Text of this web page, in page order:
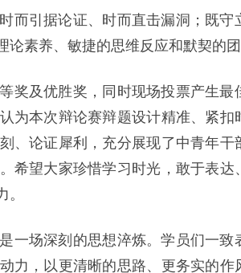
而引据论证、时而直击漏洞；既守
素养、敏捷的思维反应和默契的团
奖及优胜奖，同时现场投票产生最
为本次辩论赛辩题设计精准、紧扣
、论证犀利，充分展现了中青年干
希望大家珍惜学习时光，敢于表达
一场深刻的思想淬炼。学员们一致
力，以更清晰的思路、更务实的作